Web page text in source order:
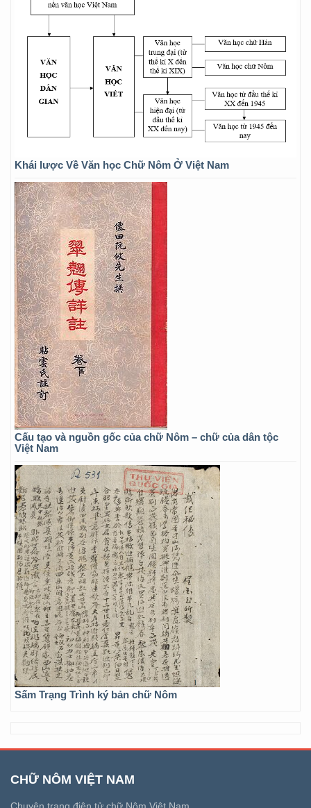
Khái lược Về Văn học Chữ Nôm Ở Việt Nam
Cấu tạo và nguồn gốc của chữ Nôm – chữ của dân tộc
Việt Nam
Sấm Trạng Trình ký bản chữ Nôm
CHỮ NÔM VIỆT NAM